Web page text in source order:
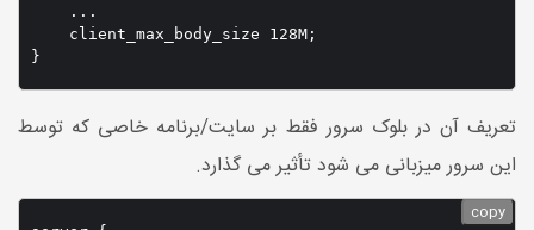
    ...
    client_max_body_size 128M;
تعریف آن در بلوک سرور فقط بر سایت/برنامه خاصی که توسط
این سرور میزبانی می شود تأثیر می گذارد.
copy